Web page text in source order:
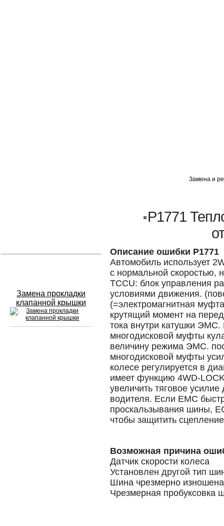
Замена прокладки
клапанной крышки
Замена и
P1771
Описание ошибки P1771
Автомобиль использует
с нормальной скоростью,
TCCU: блок управления
условиями движения.
(=электромагнитная
крутящий момент на
тока внутри катушки
многодисковой муфты
величину режима ЭМС.
многодисковой муфты
колесе регулируется в
имеет функцию 4WD-
увеличить тяговое
водителя. Если EMC
проскальзывания шины,
чтобы защитить
Возможная причина
Датчик скорости колеса
Установлен другой тип
Шина чрезмерно изношена
Чрезмерная пробуксовка